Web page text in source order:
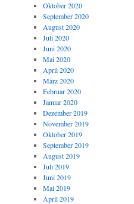
Oktober 2020
September 2020
August 2020
Juli 2020
Juni 2020
Mai 2020
April 2020
März 2020
Februar 2020
Januar 2020
Dezember 2019
November 2019
Oktober 2019
September 2019
August 2019
Juli 2019
Juni 2019
Mai 2019
April 2019